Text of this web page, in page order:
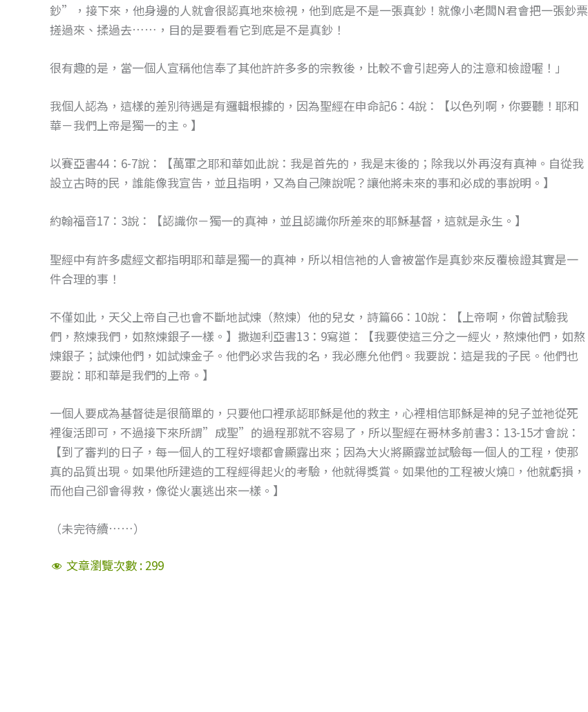
鈔”，接下來，他身邊的人就會很認真地來檢視，他到底是不是一張真鈔！就像小老闆N君會把一張鈔票
搓過來、揉過去……，目的是要看看它到底是不是真鈔！
很有趣的是，當一個人宣稱他信奉了其他許許多多的宗教後，比較不會引起旁人的注意和檢證喔！」
我個人認為，這樣的差別待遇是有邏輯根據的，因為聖經在申命記6：4說：【以色列啊，你要聽！耶和
華－我們上帝是獨一的主。】
以賽亞書44：6-7說：【萬軍之耶和華如此說：我是首先的，我是末後的；除我以外再沒有真神。自從我
設立古時的民，誰能像我宣告，並且指明，又為自己陳說呢？讓他將未來的事和必成的事說明。】
約翰福音17：3說：【認識你－獨一的真神，並且認識你所差來的耶穌基督，這就是永生。】
聖經中有許多處經文都指明耶和華是獨一的真神，所以相信祂的人會被當作是真鈔來反覆檢證其實是一
件合理的事！
不僅如此，天父上帝自己也會不斷地試煉（熬煉）他的兒女，詩篇66：10說：【上帝啊，你曾試驗我
們，熬煉我們，如熬煉銀子一樣。】撒迦利亞書13：9寫道：【我要使這三分之一經火，熬煉他們，如熬
煉銀子；試煉他們，如試煉金子。他們必求告我的名，我必應允他們。我要說：這是我的子民。他們也
要說：耶和華是我們的上帝。】
一個人要成為基督徒是很簡單的，只要他口裡承認耶穌是他的救主，心裡相信耶穌是神的兒子並祂從死
裡復活即可，不過接下來所謂”成聖”的過程那就不容易了，所以聖經在哥林多前書3：13-15才會說：
【到了審判的日子，每一個人的工程好壞都會顯露出來；因為大火將顯露並試驗每一個人的工程，使那
真的品質出現。如果他所建造的工程經得起火的考驗，他就得獎賞。如果他的工程被火燒，他就虧損，
而他自己卻會得救，像從火裏逃出來一樣。】
（未完待續……）
文章瀏覽次數 : 299